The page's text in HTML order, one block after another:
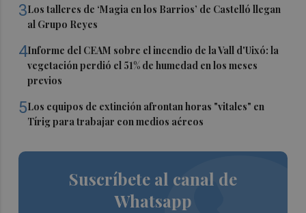
3Los talleres de ‘Magia en los Barrios’ de Castelló llegan
al Grupo Reyes
4Informe del CEAM sobre el incendio de la Vall d'Uixó: la
vegetación perdió el 51% de humedad en los meses
previos
5Los equipos de extinción afrontan horas "vitales" en
Tírig para trabajar con medios aéreos
Suscríbete al canal de
Whatsapp